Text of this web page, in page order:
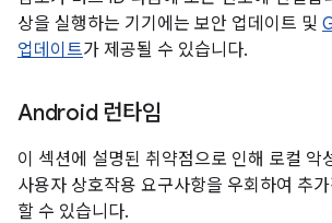
상을 실행하는 기기에는 보안 업데이트 및
업데이트가 제공될 수 있습니다.
Android 런타임
이 섹션에 설명된 취약점으로 인해 로컬 악
사용자 상호작용 요구사항을 우회하여 추
할 수 있습니다.